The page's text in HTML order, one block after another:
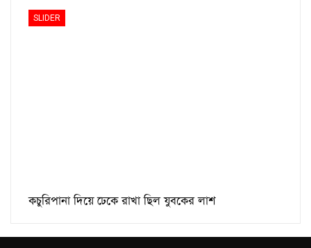
SLIDER
কচুরিপানা দিয়ে ঢেকে রাখা ছিল যুবকের লাশ